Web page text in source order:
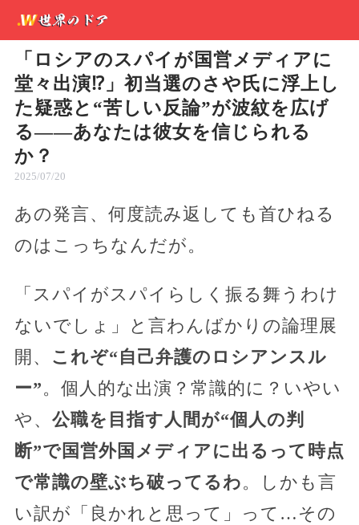
「ロシアのスパイが国営メディアに
堂々出演⁉」初当選のさや氏に浮上し
た疑惑と“苦しい反論”が波紋を広げ
る――あなたは彼女を信じられる
か？
2025/07/20
あの発言、何度読み返しても首ひねる
のはこっちなんだが。
「スパイがスパイらしく振る舞うわけ
ないでしょ」と言わんばかりの論理展
開、 これぞ“自己弁護のロシアンスル
ー”。個人的な出演？常識的に？いやい
や、 公職を目指す人間が“個人の判
断”で国営外国メディアに出るって時点
で常識の壁ぶち破ってるわ。しかも言
い訳が「良かれと思って」って…その